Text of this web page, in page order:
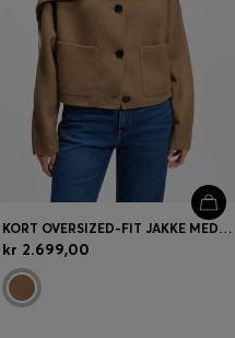
KORT OVERSIZED-FIT JAKKE MED AFTAGELIGT TØRKLÆDE
kr 2.699,00